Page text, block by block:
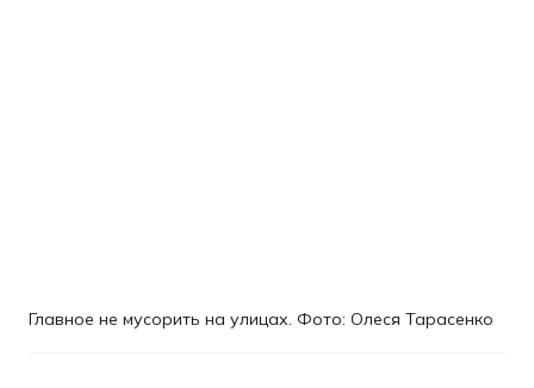
Главное не мусорить на улицах. Фото: Олеся Тарасенко